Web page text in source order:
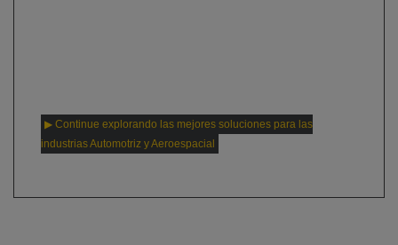
▶ Continue explorando las mejores soluciones para las
industrias Automotriz y Aeroespacial